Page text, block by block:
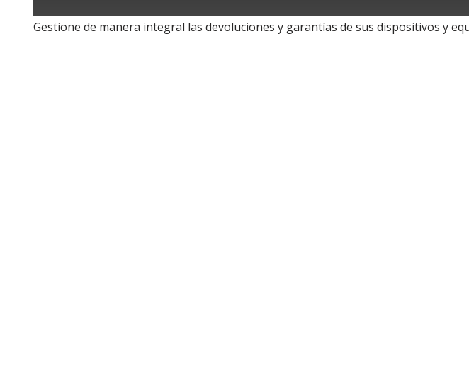
Gestione de manera integral las devoluciones y garantías de sus dispositivos y